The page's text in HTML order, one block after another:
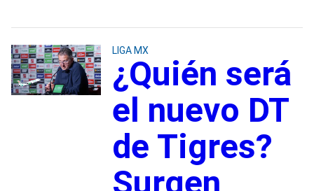
LIGA MX
¿Quién será
el nuevo DT
de Tigres?
Surgen